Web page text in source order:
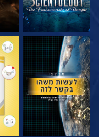
צפה